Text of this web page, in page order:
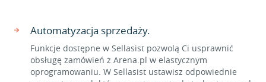
Automatyzacja sprzedaży.
Funkcje dostępne w Sellasist pozwolą Ci usprawnić
obsługę zamówień z Arena.pl w elastycznym
oprogramowaniu. W Sellasist ustawisz odpowiednie